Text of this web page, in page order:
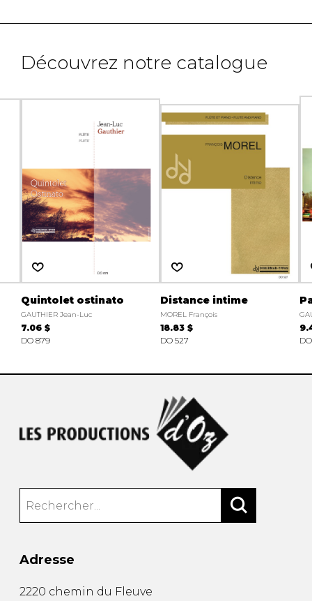
Découvrez notre catalogue
Quintolet ostinato
GAUTHIER Jean-Luc
7.06 $
DO 879
Distance intime
MOREL François
18.83 $
DO 527
Adresse
2220 chemin du Fleuve